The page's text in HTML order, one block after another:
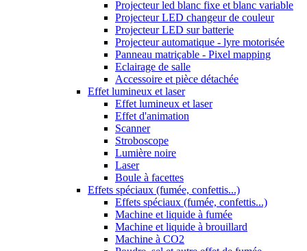
Projecteur led blanc fixe et blanc variable
Projecteur LED changeur de couleur
Projecteur LED sur batterie
Projecteur automatique - lyre motorisée
Panneau matriçable - Pixel mapping
Eclairage de salle
Accessoire et pièce détachée
Effet lumineux et laser
Effet lumineux et laser
Effet d'animation
Scanner
Stroboscope
Lumière noire
Laser
Boule à facettes
Effets spéciaux (fumée, confettis...)
Effets spéciaux (fumée, confettis...)
Machine et liquide à fumée
Machine et liquide à brouillard
Machine à CO2